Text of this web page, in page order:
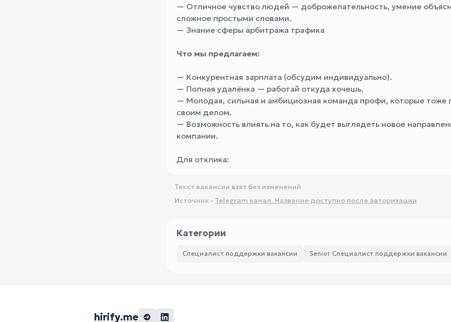
— Отличное чувство людей — доброжелательность, умение
сложное простыми словами.
— Знание сферы арбитража трафика
Что мы предлагаем:
— Конкурентная зарплата (обсудим индивидуально).
— Полная удалёнка — работай откуда хочешь.
— Молодая, сильная и амбициозная команда профи, которые тоже
своим делом.
— Возможность влиять на то, как будет выглядеть новое
компании.
Для отклика:
Текст вакансии взят без изменений
Источник - Telegram канал. Название доступно после авторизации
Категории
Специалист поддержки вакансии Senior Специалист поддержки вакансии
hirify.me